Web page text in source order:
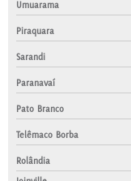
Umuarama
Piraquara
Sarandi
Paranavaí
Pato Branco
Telêmaco Borba
Rolândia